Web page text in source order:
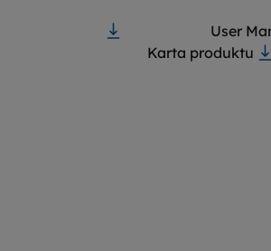
User
Karta produktu